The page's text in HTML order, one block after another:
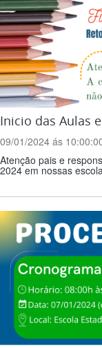
Inicio das Aulas
09/01/2024 ás
Atenção pais e
2024 em nossas